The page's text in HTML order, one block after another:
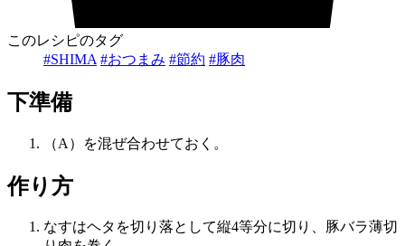
このレシピのタグ
#SHIMA #おつまみ #節約 #豚肉
下準備
（A）を混ぜ合わせておく。
作り方
なすはヘタを切り落として縦4等分に切り、豚バラ薄切